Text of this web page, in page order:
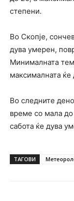
степени.
Во Скопје,
дува умерен,
Минималната
максималната
Во следните
време со мала
сабота ќе дува
ТАГОВИ